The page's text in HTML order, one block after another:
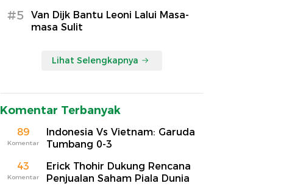
#5
Van Dijk Bantu Leoni Lalui Masa-
masa Sulit
Lihat Selengkapnya
Komentar Terbanyak
89
Komentar
Indonesia Vs Vietnam: Garuda
Tumbang 0-3
43
Komentar
Erick Thohir Dukung Rencana
Penjualan Saham Piala Dunia